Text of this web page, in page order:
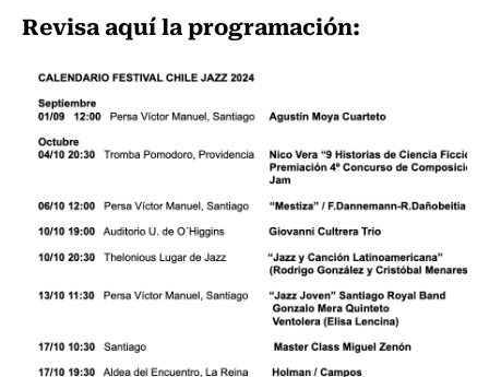
Revisa aquí la programación: